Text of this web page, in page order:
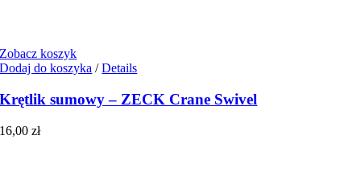
Zobacz koszyk
Dodaj do koszyka / Details
Krętlik sumowy – ZECK Crane Swivel
16,00zł